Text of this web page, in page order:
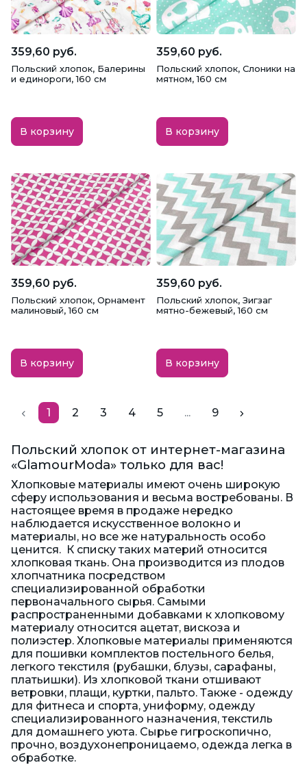
359,60 руб.
Польский хлопок, Балерины
и единороги, 160 см
В корзину
359,60 руб.
Польский хлопок, Слоники на
мятном, 160 см
В корзину
359,60 руб.
Польский хлопок, Орнамент
малиновый, 160 см
В корзину
359,60 руб.
Польский хлопок, Зигзаг
мятно-бежевый, 160 см
В корзину
1 2 3 4 5 ... 9
Польский хлопок от интернет-магазина
«GlamourModa» только для вас!
Хлопковые материалы имеют очень широкую
сферу использования и весьма востребованы. В
настоящее время в продаже нередко
наблюдается искусственное волокно и
материалы, но все же натуральность особо
ценится. К списку таких материй относится
хлопковая ткань. Она производится из плодов
хлопчатника посредством
специализированной обработки
первоначального сырья. Самыми
распространенными добавками к хлопковому
материалу относится ацетат, вискоза и
полиэстер. Хлопковые материалы применяются
для пошивки комплектов постельного белья,
легкого текстиля (рубашки, блузы, сарафаны,
платьишки). Из хлопковой ткани отшивают
ветровки, плащи, куртки, пальто. Также - одежду
для фитнеса и спорта, униформу, одежду
специализированного назначения, текстиль
для домашнего уюта. Сырье гигроскопично,
прочно, воздухонепроницаемо, одежда легка в
обработке.